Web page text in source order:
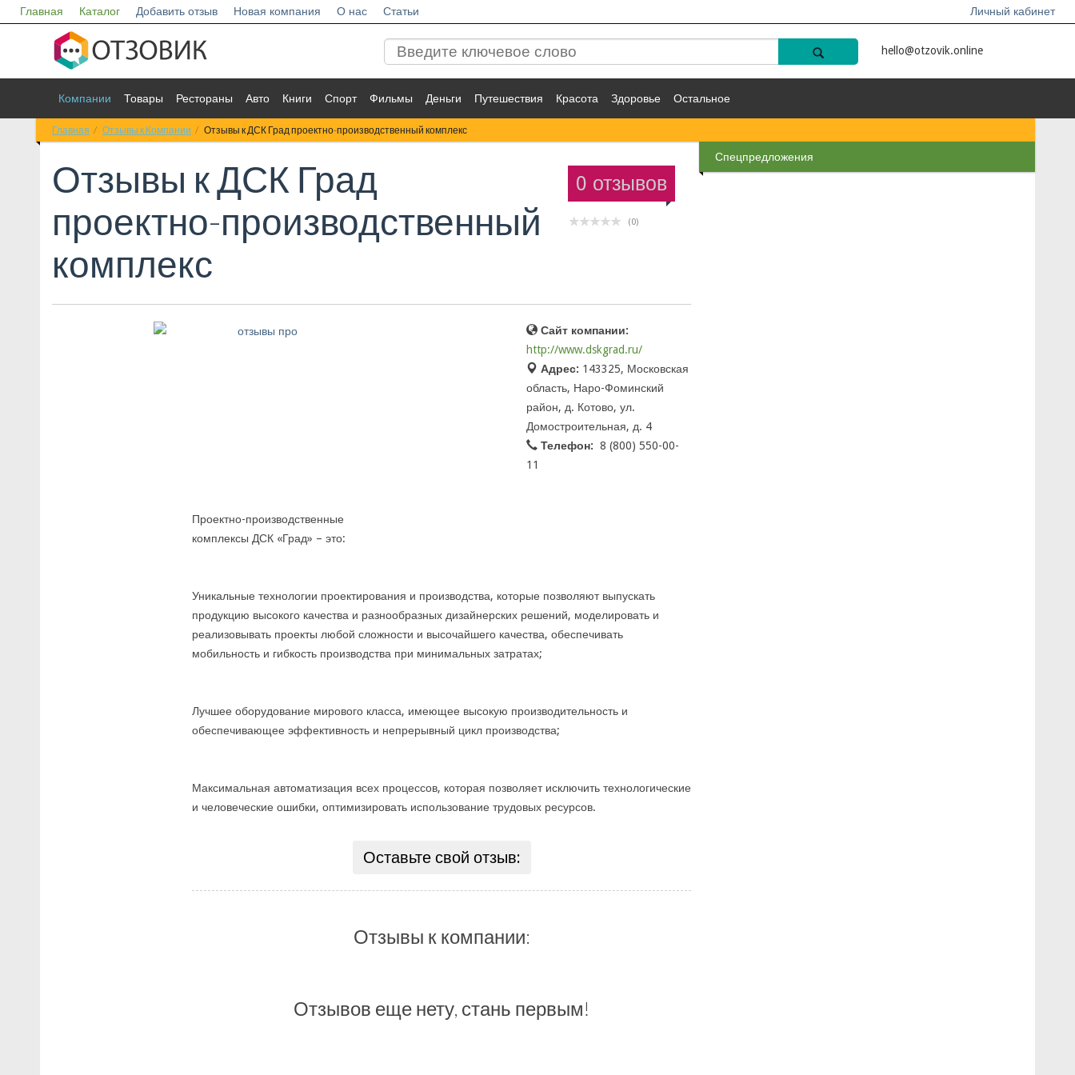
Главная Каталог Добавить отзыв Новая компания О нас Статьи Личный кабинет
hello@otzovik.online
Компании Товары Рестораны Авто Книги Спорт Фильмы Деньги Путешествия Красота Здоровье Остальное
Главная Отзывы к Компании Отзывы к ДСК Град проектно-производственный комплекс
0 отзывов
(0)
Отзывы кДСК Град
проектно-производственный
комплекс
Сайт компании:
http://www.dskgrad.ru/
Адрес: 143325, Московская
область, Наро-Фоминский
район, д. Котово, ул.
Домостроительная, д. 4
Телефон: 8 (800) 550-00-
11
Проектно-производственные
комплексы ДСК «Град» – это:
Уникальные технологии проектирования и производства, которые позволяют выпускать
продукцию высокого качества и разнообразных дизайнерских решений, моделировать и
реализовывать проекты любой сложности и высочайшего качества, обеспечивать
мобильность и гибкость производства при минимальных затратах;
Лучшее оборудование мирового класса, имеющее высокую производительность и
обеспечивающее эффективность и непрерывный цикл производства;
Максимальная автоматизация всех процессов, которая позволяет исключить технологические
и человеческие ошибки, оптимизировать использование трудовых ресурсов.
Оставьте свой отзыв:
Отзывы к компании:
Отзывов еще нету, стань первым!
Спецпредложения